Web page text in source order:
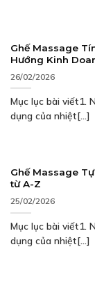
Ghế Massage
Hướng Kinh
26/02/2026
Mục lục bài viết1.
dụng của nhiệt[...]
Ghế Massage
từ A-Z
25/02/2026
Mục lục bài viết1.
dụng của nhiệt[...]